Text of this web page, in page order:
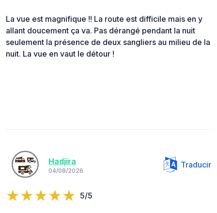
La vue est magnifique !! La route est difficile mais en y
allant doucement ça va. Pas dérangé pendant la nuit
seulement la présence de deux sangliers au milieu de la
nuit. La vue en vaut le détour !
Hadjira
04/08/2026
Traducir
5/5